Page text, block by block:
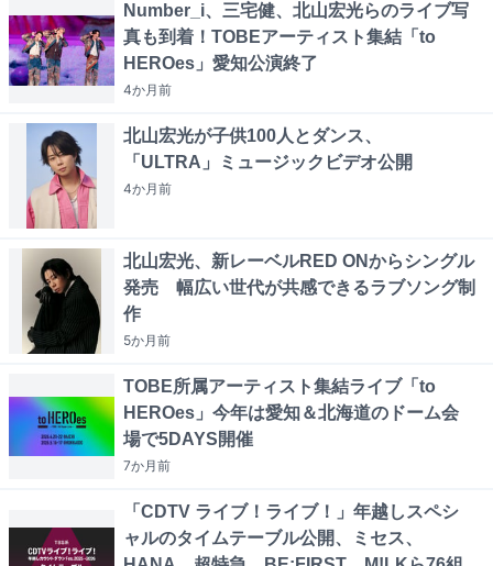
Number_i、三宅健、北山宏光らのライブ写
真も到着！TOBEアーティスト集結「to
HEROes」愛知公演終了
4か月前
北山宏光が子供100人とダンス、
「ULTRA」ミュージックビデオ公開
4か月前
北山宏光、新レーベルRED ONからシングル
発売 幅広い世代が共感できるラブソング制
作
5か月前
TOBE所属アーティスト集結ライブ「to
HEROes」今年は愛知＆北海道のドーム会
場で5DAYS開催
7か月前
「CDTV ライブ！ライブ！」年越しスペシ
ャルのタイムテーブル公開、ミセス、